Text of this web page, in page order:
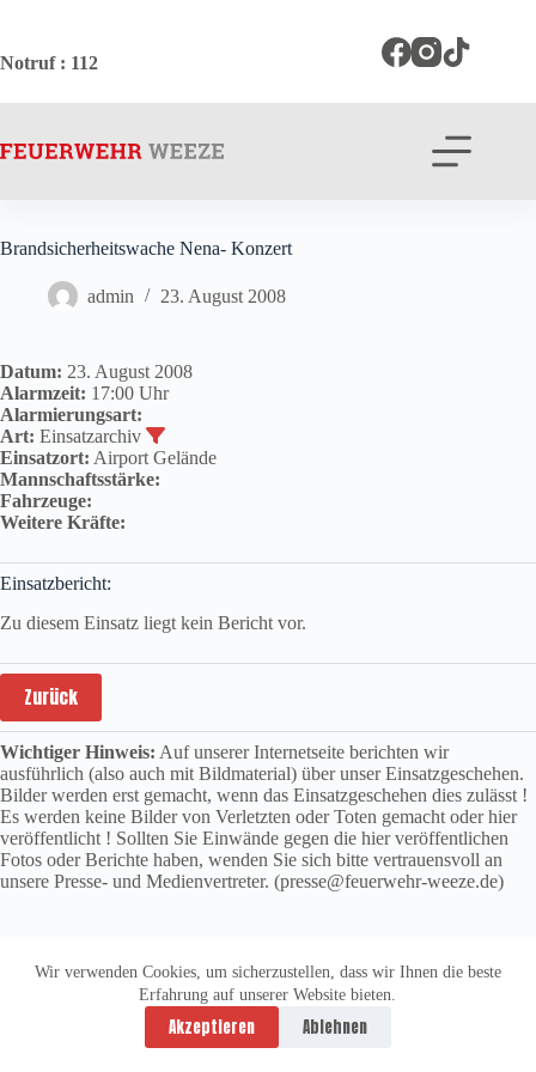
springen
Wir verwenden Cookies, um sicherzustellen, dass wir Ihnen die beste
Erfahrung auf unserer Website bieten.
Akzeptieren Ablehnen
Notruf: 112
Brandsicherheitswache Nena- Konzert
admin 23. August 2008
Datum: 23. August 2008
Alarmzeit: 17:00 Uhr
Alarmierungsart:
Art: Einsatzarchiv
Einsatzort: Airport Gelände
Mannschaftsstärke:
Fahrzeuge:
Weitere Kräfte:
Einsatzbericht:
Zu diesem Einsatz liegt kein Bericht vor.
Zurück
Wichtiger Hinweis: Auf unserer Internetseite berichten wir
ausführlich (also auch mit Bildmaterial) über unser Einsatzgeschehen.
Bilder werden erst gemacht, wenn das Einsatzgeschehen dies zulässt !
Es werden keine Bilder von Verletzten oder Toten gemacht oder hier
veröffentlicht ! Sollten Sie Einwände gegen die hier veröffentlichen
Fotos oder Berichte haben, wenden Sie sich bitte vertrauensvoll an
unsere Presse- und Medienvertreter. (presse@feuerwehr-weeze.de)
Datenschutzerklärung
Impressum
Copyright © 2026 -
vitolution